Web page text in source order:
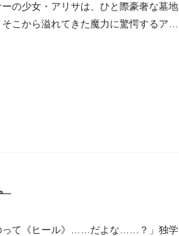
の少女・アリサは、ひと際豪奢な墓地
こから溢れてきた魔力に驚愕するアリ
って《ヒール》……だよな……？」独学